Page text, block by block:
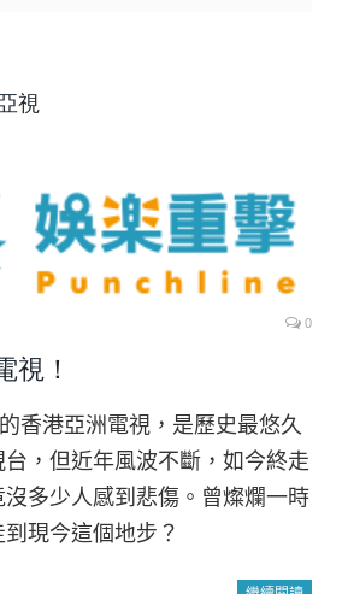
視
0
視！
香港亞洲電視，是歷史最悠久
，但近年風波不斷，如今終走
多少人感到悲傷。曾燦爛一時
現今這個地步？